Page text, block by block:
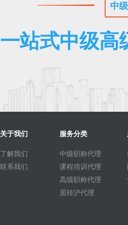
中
一站式中级高
关于我们
了解我们
联系我们
服务分类
中级职称代理
课程培训代理
高级职称代理
居转沪代理